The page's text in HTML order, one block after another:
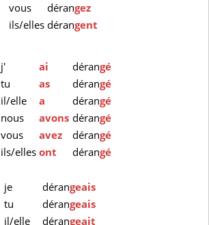
vous
dérangez
ils/elles dérangent
j'
ai dérangé
tu
as dérangé
il/elle
a dérangé
nous
avons dérangé
vous
avez dérangé
ils/ellesont dérangé
je
dérangeais
tu
dérangeais
il/elle
dérangeait